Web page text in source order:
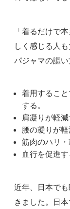
「着るだけで
しく感じる人
パジャマの謳い
着用するこ
する。
肩凝りが軽減
腰の凝りが軽
筋肉のハリ
血行を促進す
近年、日本で
きました。日